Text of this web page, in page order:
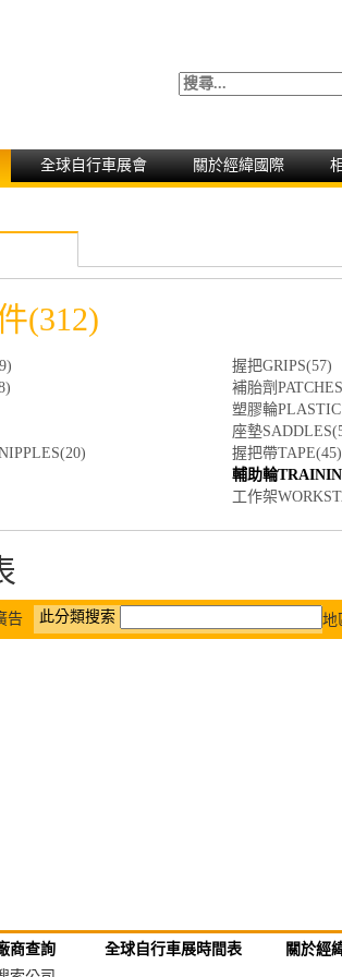
全球自行車展會 關於經緯國際
(312)
握把GRIPS(57)
補胎劑
塑膠輪
座墊
握把帶TAPE(45)
輔助輪
工作架
告 此分類搜索 地
商查詢
全球自行車展時間表 關於經